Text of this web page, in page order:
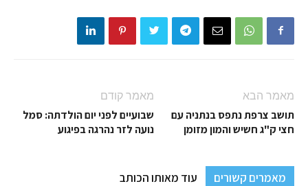
מאמר קודם
שבועיים לפני יום הולדתה: סמל
נועה לזר נהרגה בפיגוע
מאמר הבא
תושב צרפת נתפס בנתניה עם
חצי ק"ג חשיש והמון מזומן
מאמרים קשורים עוד מאותו הכותב